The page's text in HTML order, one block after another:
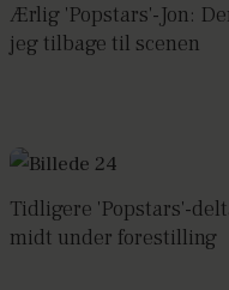
Ærlig 'Popstars'-Jon:
jeg tilbage til scenen
Tidligere 'Popstars'-
midt under forestilling